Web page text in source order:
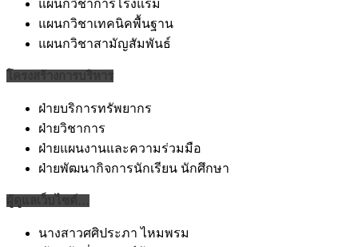
แผนกวิชาการโรงแรม
แผนกวิชาเทคนิคพื้นฐาน
แผนกวิชาสามัญสัมพันธ์
ฝ่ายบริการทรัพยากร
ฝ่ายวิชาการ
ฝ่ายแผนงานและความร่วมมือ
ฝ่ายพัฒนากิจการนักเรียน นักศึกษา
นางสาวศศิประภา ไหมพรม